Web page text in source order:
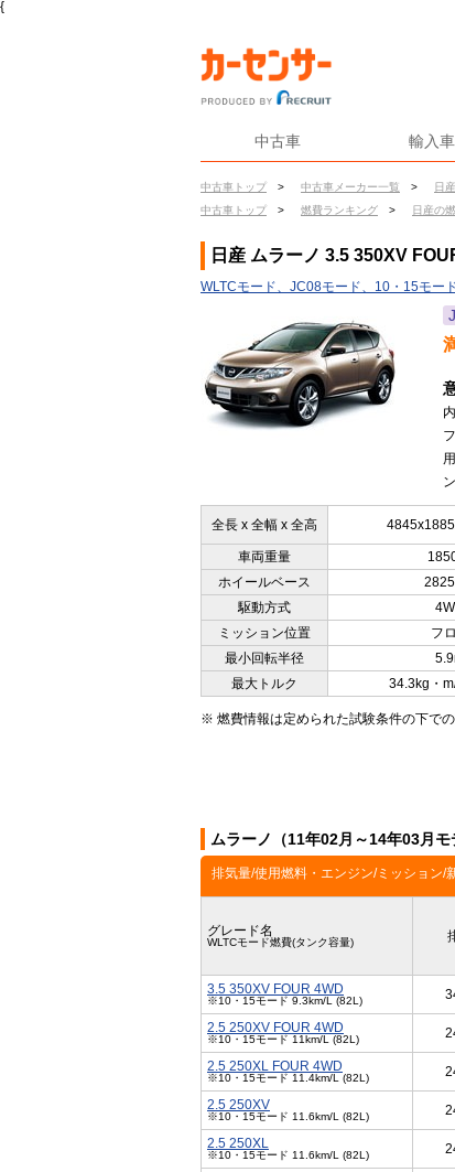
{
中古車 輸入車
中古車トップ > 中古車メーカー一覧 > 日
中古車トップ
> 燃費ランキング > 日産の
日産 ムラーノ 3.5 350XV
WLTCモード、JC08モード、10・15モー
全長 x 全幅 x 全高
車両重量
ホイールベース
駆動方式
ミッション位置
フ
最小回転半径
最大トルク
34.3kg・
※ 燃費情報は定められた試験条件の下で
ムラーノ（11年02月～14年03月
排気量/使用燃料・エンジン/ミッション/
グレード名
WLTCモード燃費(タンク容量)
3.5 350XV FOUR 4WD
※10・15モード 9.3km/L (82L)
2.5 250XV FOUR 4WD
※10・15モード 11km/L (82L)
2.5 250XL FOUR 4WD
※10・15モード 11.4km/L (82L)
2.5 250XV
※10・15モード 11.6km/L (82L)
2.5 250XL
※10・15モード 11.6km/L (82L)